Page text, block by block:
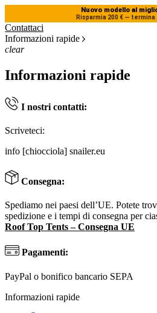
Nuovo modello al
Risparmia 200 € — termina
Contattaci
Informazioni rapide
clear
Informazioni rapide
I nostri contatti:
Scriveteci:
info [chiocciola] snailer.eu
Consegna:
Spediamo nei paesi dell’UE. Potete
spedizione e i tempi di consegna per
Roof Top Tents – Consegna UE
Pagamenti:
PayPal o bonifico bancario SEPA
Informazioni rapide